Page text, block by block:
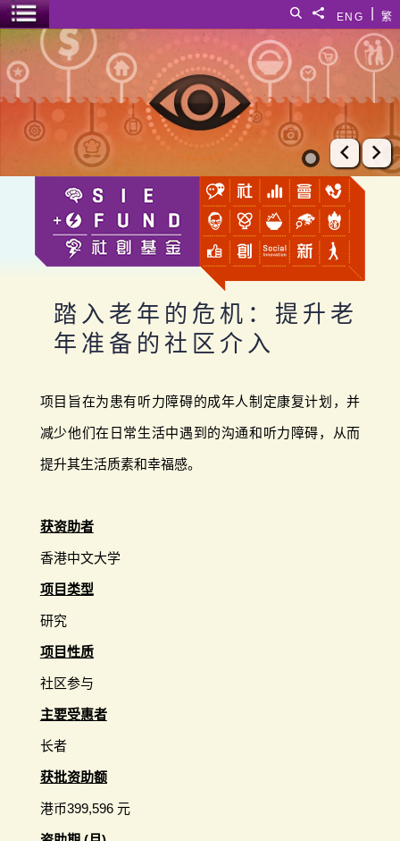
繁
ENG
分享給
搜寻
菜单开关
踏入老年的危机：提升老年准备的社区介入
上一张
下
踏入老年的危机：提升老
年准备的社区介入
项目旨在为患有听力障碍的成年人制定康复计划，并
减少他们在日常生活中遇到的沟通和听力障碍，从而
提升其生活质素和幸福感。
获资助者
香港中文大学
项目类型
研究
项目性质
社区参与
主要受惠者
长者
获批资助额
港币399,596 元